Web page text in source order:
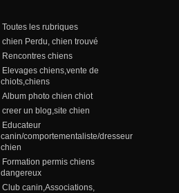
Toutes les rubriques
chien Perdu, chien trouvé
Rencontres chiens
Elevages chiens,vente de
chiots,chiens
Album photo chien chiot
creer un blog,site chien
Educateur
canin/comportementaliste/dresseur
chien
Formation permis chiens
dangereux
Club canin,Associations,